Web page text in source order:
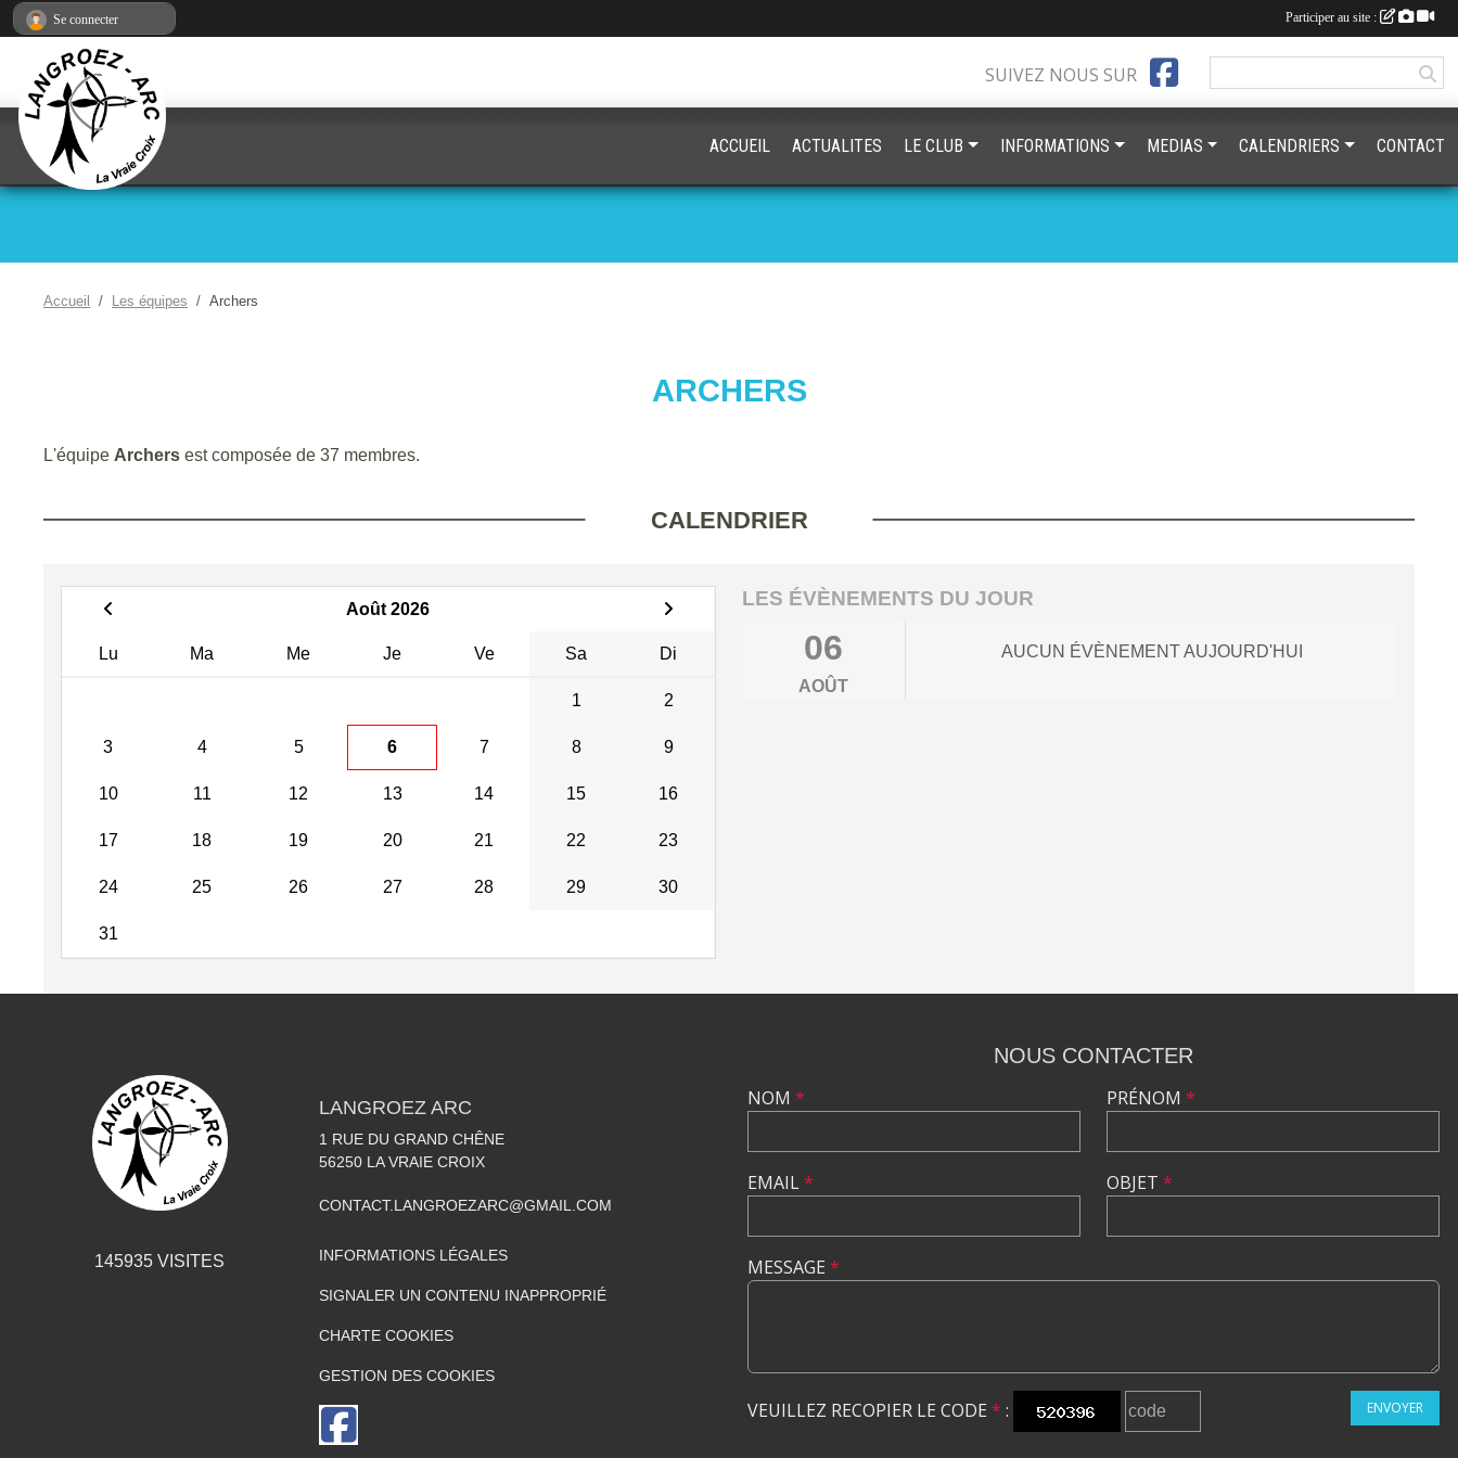
Accueil Les équipes Archers
ARCHERS
L'équipe Archers est composée de 37 membres.
CALENDRIER
Août 2026
Lu Ma Me Je Ve Sa Di
1 2
3 4 5 6 7 8 9
10 11 12 13 14 15 16
17 18 19 20 21 22 23
24 25 26 27 28 29 30
31
LES ÉVÈNEMENTS DU JOUR
06
AOÛT
AUCUN ÉVÈNEMENT AUJOURD'HUI
SUIVEZ NOUS SUR
ACCUEIL ACTUALITES LE CLUB INFORMATIONS MEDIAS CALENDRIERS CONTACT
145935 VISITES
LANGROEZ ARC
1 RUE DU GRAND CHÊNE
56250 LA VRAIE CROIX
CONTACT.LANGROEZARC@GMAIL.COM
INFORMATIONS LÉGALES
SIGNALER UN CONTENU INAPPROPRIÉ
CHARTE COOKIES
GESTION DES COOKIES
NOUS CONTACTER
NOM *
EMAIL*
PRÉNOM *
OBJET *
MESSAGE *
VEUILLEZ RECOPIER LE CODE * : ENVOYER
Se connecter Participer au site :
Panneau de gestion des cookies